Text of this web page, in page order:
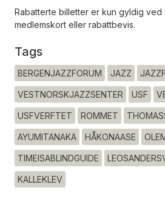
Rabatterte billetter er kun gyldig ved
medlemskort eller rabattbevis.
Tags
BERGENJAZZFORUM JAZZ
VESTNORSKJAZZSENTER USF
USFVERFTET ROMMET
AYUMITANAKA HÅKONAASE
TIMEISABLINDGUIDE
KALLEKLEV